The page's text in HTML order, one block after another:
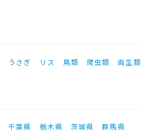
うさぎ リス 鳥類 爬虫類 両生類
千葉県 栃木県 茨城県
群馬県